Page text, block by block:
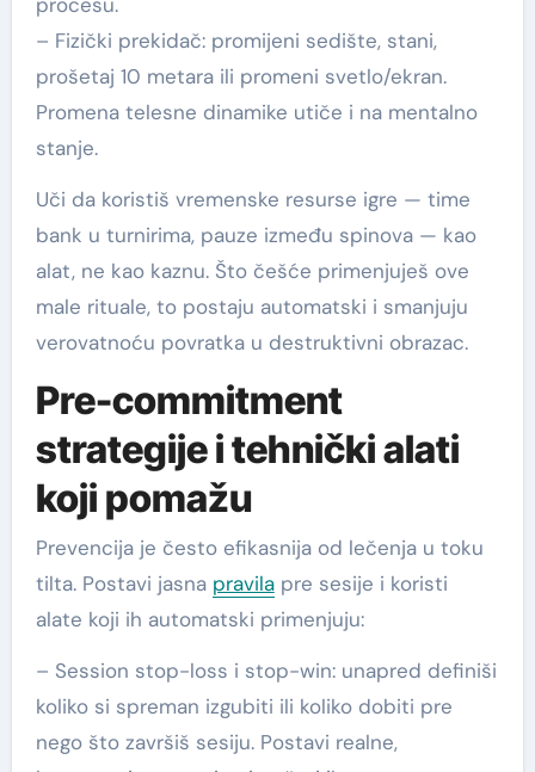
– Fizički prekidač: promijeni sedište, stani,
prošetaj 10 metara ili promeni svetlo/ekran.
Promena telesne dinamike utiče i na mentalno
stanje.
Uči da koristiš vremenske resurse igre — time
bank u turnirima, pauze između spinova — kao
alat, ne kao kaznu. Što češće primenjuješ ove
male rituale, to postaju automatski i smanjuju
verovatnoću povratka u destruktivni obrazac.
Pre-commitment
strategije i tehnički alati
koji pomažu
Prevencija je često efikasnija od lečenja u toku
tilta. Postavi jasna pravilapre sesije i koristi
alate koji ih automatski primenjuju:
– Session stop-loss i stop-win: unapred definiši
koliko si spreman izgubiti ili koliko dobiti pre
nego što završiš sesiju. Postavi realne,